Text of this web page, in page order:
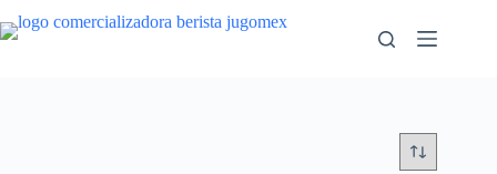
al